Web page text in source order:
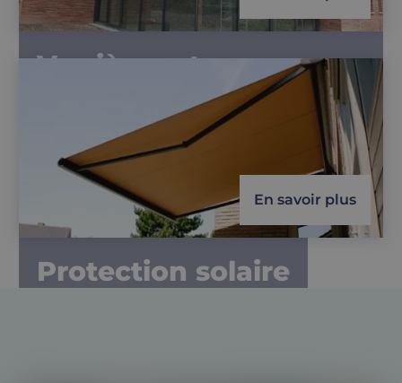
Verrières et murs-
En savoir plus
Protection solaire